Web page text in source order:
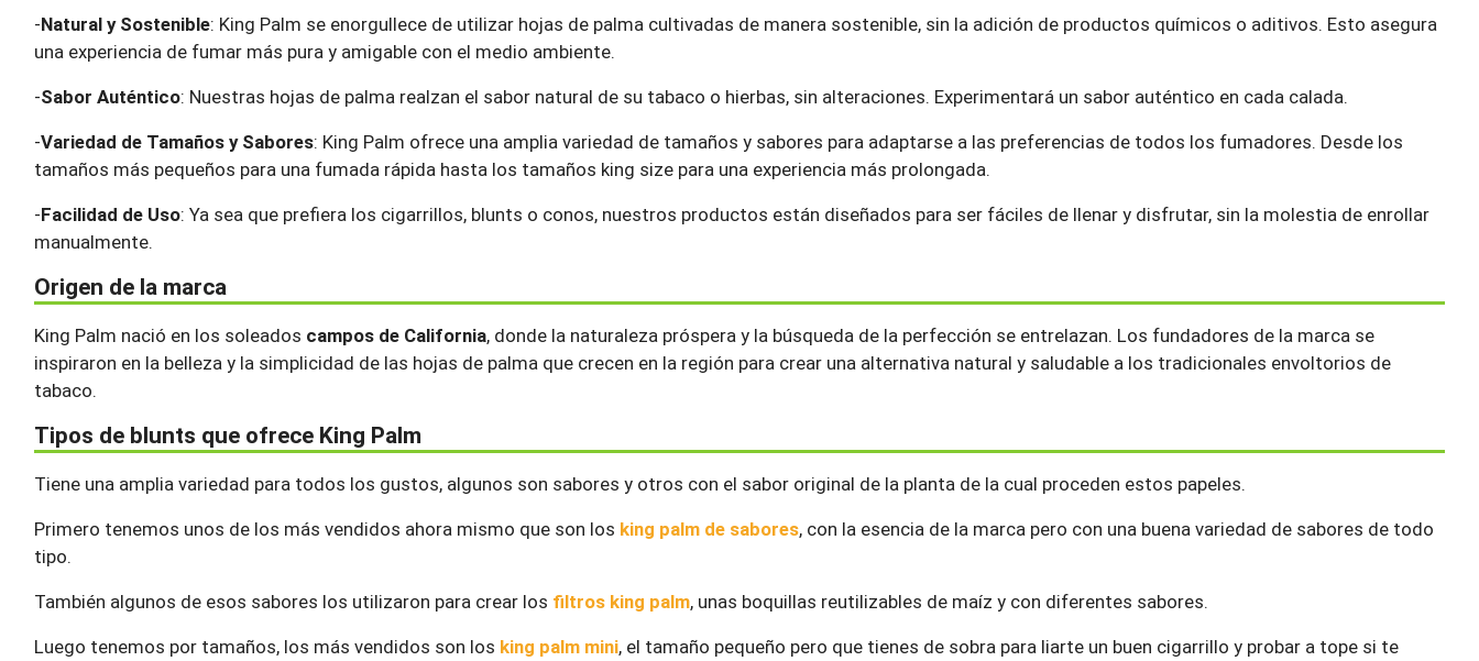
-Natural y Sostenible: King Palm se enorgullece de utilizar hojas de palma cultivadas de manera sostenible, sin la adición de productos químicos o aditivos. Esto asegura
una experiencia de fumar más pura y amigable con el medio ambiente.
-Sabor Auténtico: Nuestras hojas de palma realzan el sabor natural de su tabaco o hierbas, sin alteraciones. Experimentará un sabor auténtico en cada calada.
-Variedad de Tamaños y Sabores: King Palm ofrece una amplia variedad de tamaños y sabores para adaptarse a las preferencias de todos los fumadores. Desde los
tamaños más pequeños para una fumada rápida hasta los tamaños king size para una experiencia más prolongada.
-Facilidad de Uso: Ya sea que prefiera los cigarrillos, blunts o conos, nuestros productos están diseñados para ser fáciles de llenar y disfrutar, sin la molestia de enrollar
manualmente.
Origen de la marca
King Palm nació en los soleados campos de California, donde la naturaleza próspera y la búsqueda de la perfección se entrelazan. Los fundadores de la marca se
inspiraron en la belleza y la simplicidad de las hojas de palma que crecen en la región para crear una alternativa natural y saludable a los tradicionales envoltorios de
tabaco.
Tipos de blunts que ofrece King Palm
Tiene una amplia variedad para todos los gustos, algunos son sabores y otros con el sabor original de la planta de la cual proceden estos papeles.
Primero tenemos unos de los más vendidos ahora mismo que son los king palm de sabores, con la esencia de la marca pero con una buena variedad de sabores de todo
tipo.
También algunos de esos sabores los utilizaron para crear los filtros king palm, unas boquillas reutilizables de maíz y con diferentes sabores.
Luego tenemos por tamaños, los más vendidos son los king palm mini, el tamaño pequeño pero que tienes de sobra para liarte un buen cigarrillo y probar a tope si te